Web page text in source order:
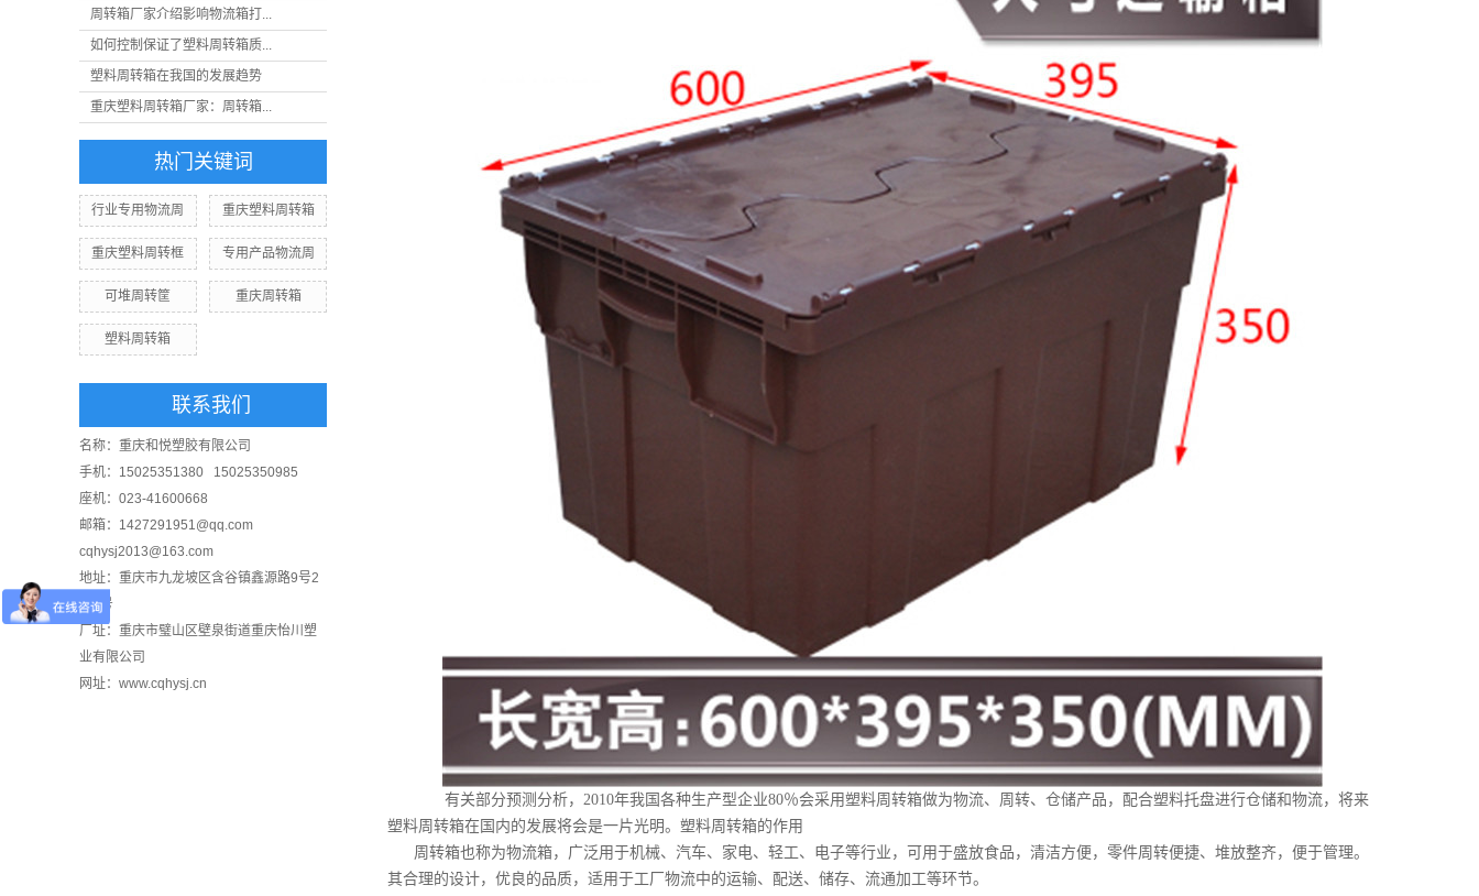
周转箱厂家介绍影响物流箱打...
如何控制保证了塑料周转箱质...
塑料周转箱在我国的发展趋势
重庆塑料周转箱厂家：周转箱...
热门关键词
行业专用物流周 重庆塑料周转箱
重庆塑料周转框 专用产品物流周
可堆周转筐 重庆周转箱
塑料周转箱
联系我们
名称：重庆和悦塑胶有限公司
手机：15025351380 15025350985
座机：023-41600668
邮箱：1427291951@qq.com
cqhysj2013@163.com
地址：重庆市九龙坡区含谷镇鑫源路9号2
幢8号
厂址：重庆市璧山区壁泉街道重庆怡川塑
业有限公司
网址：www.cqhysj.cn
有关部分预测分析，2010年我国各种生产型企业80％会采用塑料周转箱做为物流、周转、仓储产品，配合塑料托盘进行仓储和物流，将来
塑料周转箱在国内的发展将会是一片光明。塑料周转箱的作用
周转箱也称为物流箱，广泛用于机械、汽车、家电、轻工、电子等行业，可用于盛放食品，清洁方便，零件周转便捷、堆放整齐，便于管理。
其合理的设计，优良的品质，适用于工厂物流中的运输、配送、储存、流通加工等环节。